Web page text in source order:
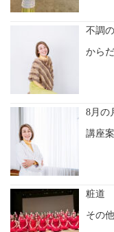
不調
から
8月の
講座
粧道
その他